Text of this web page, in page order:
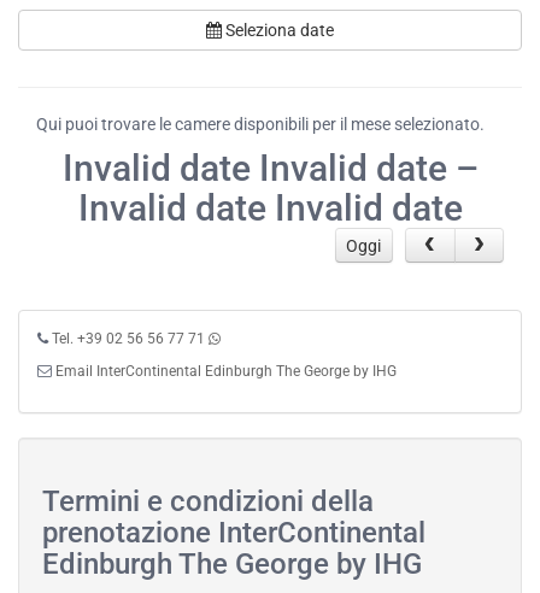
Seleziona date
Qui puoi trovare le camere disponibili per il mese selezionato.
Invalid date Invalid date –
Invalid date Invalid date
Oggi
Tel. +39 02 56 56 77 71
Email InterContinental Edinburgh The George by IHG
Termini e condizioni della
prenotazione InterContinental
Edinburgh The George by IHG